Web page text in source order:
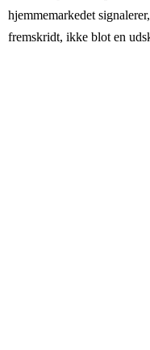
hjemmemarkedet
fremskridt, ikke blot en